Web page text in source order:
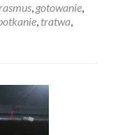
, gotowanie,
, tratwa,